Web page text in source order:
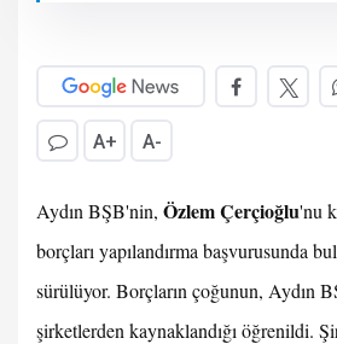
A+ A-
Aydın BŞB'nin, Özlem Çerçioğlu'nu
borçları yapılandırma başvurusunda
sürülüyor. Borçların çoğunun, Aydın
şirketlerden kaynaklandığı öğrenildi.